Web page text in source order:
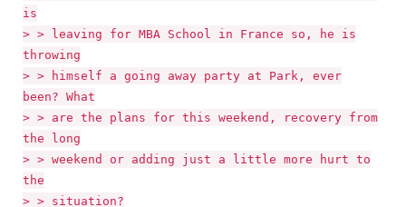
is
> > leaving for MBA School in France so, he is
throwing
> > himself a going away party at Park, ever
been? What
> > are the plans for this weekend, recovery from
the long
> > weekend or adding just a little more hurt to
the
> > situation?